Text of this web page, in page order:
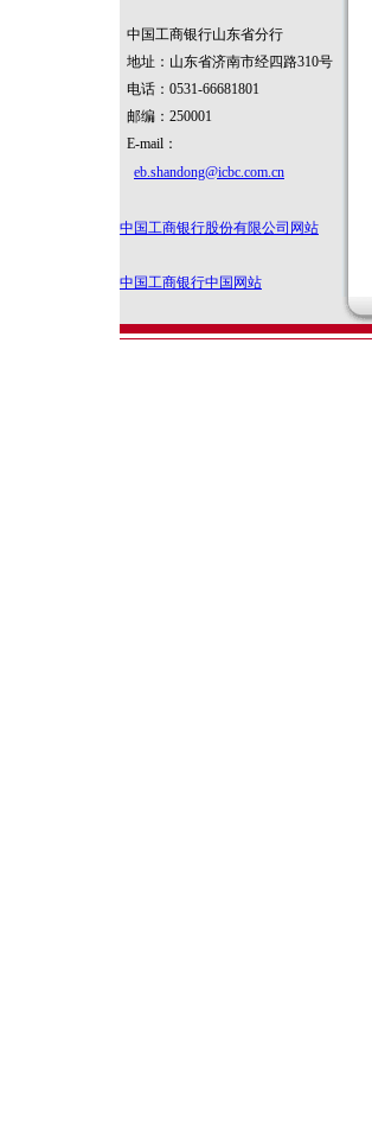
中国工商银行山东省分行
地址：山东省济南市经四路310号
电话：0531-66681801
邮编：250001
E-mail：
eb.shandong@icbc.com.cn
中国工商银行股份有限公司网站
中国工商银行中国网站